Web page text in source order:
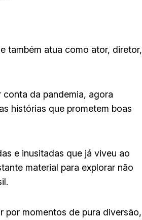
também atua como ator, diretor,
da pandemia, agora
histórias que prometem boas
e inusitadas que já viveu ao
material para explorar não
por momentos de pura diversão,